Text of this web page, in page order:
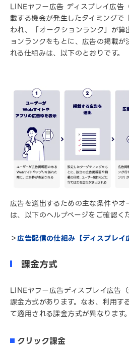
LINEヤフー広告 ディスプレイ広告
載する機会が発生したタイミングで
われ、「オークションランク」が算
ョンランクをもとに、広告の掲載
れる仕組みは、以下のとおりです。
広告を選出するための主な条件やオ
は、以下のヘルプページをご確認く
＞広告配信の仕組み【ディスプレイ
課金方式
LINEヤフー広告ディスプレイ広告
課金方式があります。なお、利用す
て適用される課金方式が異なります。
クリック課金